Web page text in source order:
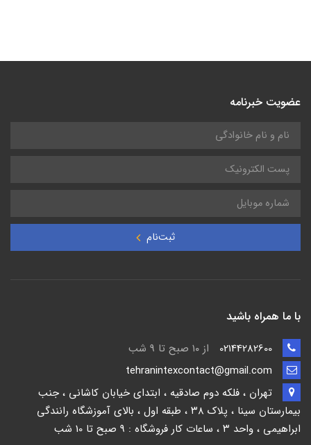
عضویت خبرنامه
ثبت‌نام
با ما همراه باشید
از ۱۰ صبح تا 9 شب
تهران ، فلکه دوم صادقیه ، ابتدای خیابان کاشانی ، جنب
بیمارستان سینا ، پلاک ۳۸ ، طبقه اول ، بالای آموزشگاه رانندگی
ابراهیمی ، واحد ۳ ، ساعات کار فروشگاه : 9 صبح تا 10 شب